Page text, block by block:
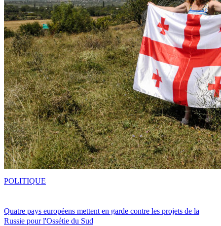
Quatre pays européens mettent en garde contre les projets de la
Russie pour l'Ossétie du Sud
POLITIQUE